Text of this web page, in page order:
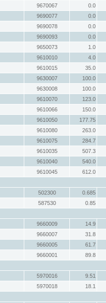
9670067
0.0
9690077
0.0
9690078
0.0
9690093
0.0
9650073
1.0
9610010
4.0
9610015
35.0
9630007
100.0
9630008
100.0
9610070
123.0
9610066
150.0
9610050
177.75
9610080
263.0
9610075
284.7
9610035
507.3
9610040
540.0
9610045
612.0
502300
0.685
587530
0.85
9660009
14.9
9660007
31.8
9660005
61.7
9660001
89.8
5970016
9.51
5970018
18.1